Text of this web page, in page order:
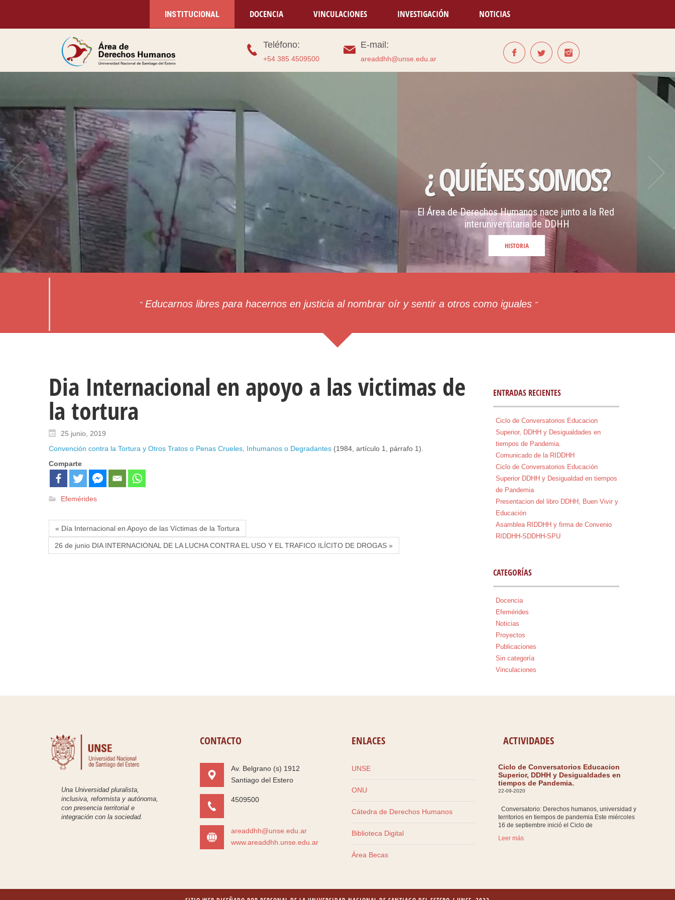
INSTITUCIONAL DOCENCIA VINCULACIONES INVESTIGACIÓN NOTICIAS
Teléfono:
+54 385 4509500
E-mail:
areaddhh@unse.edu.ar
¿ QUIÉNES SOMOS?
El Área de Derechos Humanos nace junto a la Red
interuniversitaria de DDHH
"Educarnos libres para hacernos en justicia al nombrar oír y sentir a otros como iguales "
Dia Internacional en apoyo a las victimas de
la tortura
25 junio, 2019
Convención contra la Tortura y Otros Tratos o Penas Crueles, Inhumanos o Degradantes(1984, artículo 1, párrafo 1).
Comparte
Efemérides
« Día Internacional en Apoyo de las Víctimas de la Tortura
26 de junio DIA INTERNACIONAL DE LA LUCHA CONTRA EL USO Y EL TRAFICO ILÍCITO DE DROGAS »
ENTRADAS RECIENTES
Ciclo de Conversatorios Educacion
Superior, DDHH y Desigualdades en
tiempos de Pandemia.
Comunicado de la RIDDHH
Ciclo de Conversatorios Educación
Superior DDHH y Desigualdad en tiempos
de Pandemia
Presentacion del libro DDHH, Buen Vivir y
Educación
Asamblea RIDDHH y firma de Convenio
RIDDHH-SDDHH-SPU
CATEGORÍAS
Docencia
Efemérides
Noticias
Proyectos
Publicaciones
Sin categoría
Vinculaciones
Una Universidad pluralista,
inclusiva, reformista y autónoma,
con presencia territorial e
integración con la sociedad.
CONTACTO
Av. Belgrano (s) 1912
Santiago del Estero
4509500
areaddhh@unse.edu.ar
www.areaddhh.unse.edu.ar
ENLACES
UNSE
ONU
Cátedra de Derechos Humanos
Biblioteca Digital
Área Becas
ACTIVIDADES
Ciclo de Conversatorios Educacion
Superior, DDHH y Desigualdades en
tiempos de Pandemia.
22-09-2020
Conversatorio: Derechos humanos, universidad y
territorios en tiempos de pandemia Este miércoles
16 de septiembre inició el Ciclo de
Leer más